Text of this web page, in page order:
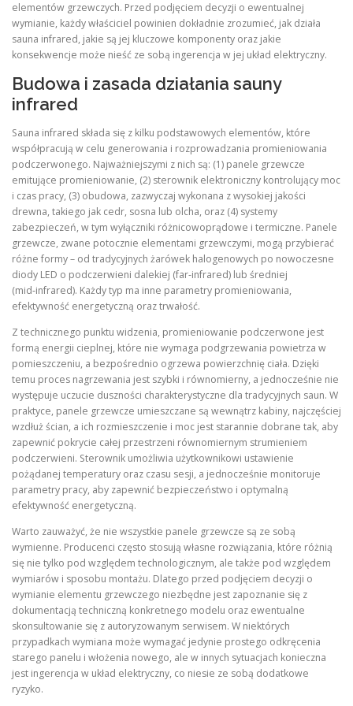
elementów grzewczych. Przed podjęciem decyzji o ewentualnej
wymianie, każdy właściciel powinien dokładnie zrozumieć, jak działa
sauna infrared, jakie są jej kluczowe komponenty oraz jakie
konsekwencje może nieść ze sobą ingerencja w jej układ elektryczny.
Budowa i zasada działania sauny
infrared
Sauna infrared składa się z kilku podstawowych elementów, które
współpracują w celu generowania i rozprowadzania promieniowania
podczerwonego. Najważniejszymi z nich są: (1) panele grzewcze
emitujące promieniowanie, (2) sterownik elektroniczny kontrolujący moc
i czas pracy, (3) obudowa, zazwyczaj wykonana z wysokiej jakości
drewna, takiego jak cedr, sosna lub olcha, oraz (4) systemy
zabezpieczeń, w tym wyłączniki różnicowoprądowe i termiczne. Panele
grzewcze, zwane potocznie elementami grzewczymi, mogą przybierać
różne formy – od tradycyjnych żarówek halogenowych po nowoczesne
diody LED o podczerwieni dalekiej (far‑infrared) lub średniej
(mid‑infrared). Każdy typ ma inne parametry promieniowania,
efektywność energetyczną oraz trwałość.
Z technicznego punktu widzenia, promieniowanie podczerwone jest
formą energii cieplnej, które nie wymaga podgrzewania powietrza w
pomieszczeniu, a bezpośrednio ogrzewa powierzchnię ciała. Dzięki
temu proces nagrzewania jest szybki i równomierny, a jednocześnie nie
występuje uczucie duszności charakterystyczne dla tradycyjnych saun. W
praktyce, panele grzewcze umieszczane są wewnątrz kabiny, najczęściej
wzdłuż ścian, a ich rozmieszczenie i moc jest starannie dobrane tak, aby
zapewnić pokrycie całej przestrzeni równomiernym strumieniem
podczerwieni. Sterownik umożliwia użytkownikowi ustawienie
pożądanej temperatury oraz czasu sesji, a jednocześnie monitoruje
parametry pracy, aby zapewnić bezpieczeństwo i optymalną
efektywność energetyczną.
Warto zauważyć, że nie wszystkie panele grzewcze są ze sobą
wymienne. Producenci często stosują własne rozwiązania, które różnią
się nie tylko pod względem technologicznym, ale także pod względem
wymiarów i sposobu montażu. Dlatego przed podjęciem decyzji o
wymianie elementu grzewczego niezbędne jest zapoznanie się z
dokumentacją techniczną konkretnego modelu oraz ewentualne
skonsultowanie się z autoryzowanym serwisem. W niektórych
przypadkach wymiana może wymagać jedynie prostego odkręcenia
starego panelu i włożenia nowego, ale w innych sytuacjach konieczna
jest ingerencja w układ elektryczny, co niesie ze sobą dodatkowe
ryzyko.